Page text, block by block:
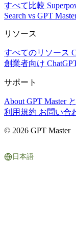
すべて比較
Search vs GPT
リソース
すべてのリソース
創業者向け
サポート
About GPT Master
利用規約 お問い合
© 2026 GPT Master
日本語